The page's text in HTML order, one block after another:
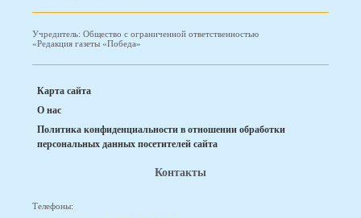
Учредитель: Общество с ограниченной ответственностью
«Редакция газеты «Победа»
Карта сайта
О нас
Политика конфиденциальности в отношении обработки
персональных данных посетителей сайта
Контакты
Телефоны: